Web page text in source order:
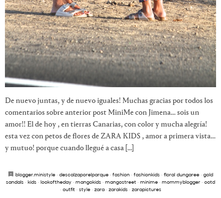
De nuevo juntas, y de nuevo iguales! Muchas gracias por todos los
comentarios sobre anterior post MiniMe con Jimena… sois un
amor!! El de hoy , en tierras Canarias, con color y mucha alegría!
esta vez con petos de flores de ZARA KIDS , amor a primera vista…
y mutuo! porque cuando llegué a casa […]
blogger.ministyle · descalzaporelparque · fashion · fashionkids · floral dungaree · gold
sandals · kids · lookoftheday · mangokids · mangostreet · minime · mommyblogger · ootd
· outfit· style· zara· zarakids· zarapictures